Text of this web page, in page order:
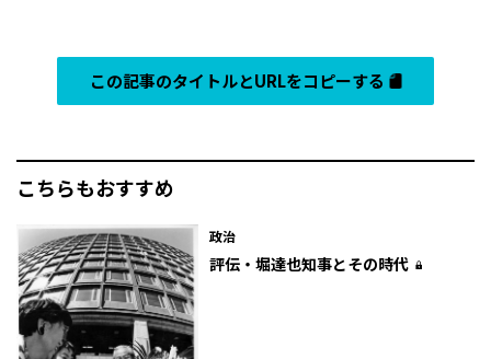
この記事のタイトルとURLをコピーする
こちらもおすすめ
政治
評伝・堀達也知事とその時代